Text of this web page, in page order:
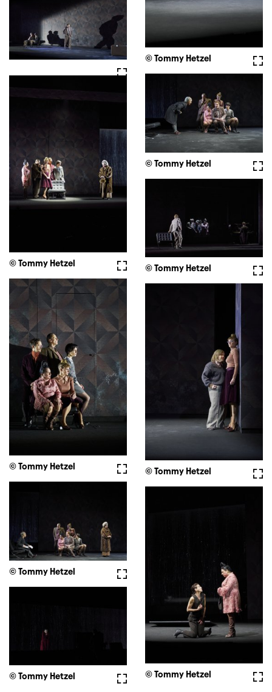
© Tommy Hetzel
Fullscreen
© Tommy Hetzel
Fullscreen
© Tommy Hetzel © Tommy Hetzel
Fullscreen
© Tommy Hetzel © Tommy Hetzel
Fullscreen
© Tommy Hetzel
© Tommy Hetzel
Fullscreen
© Tommy Hetzel